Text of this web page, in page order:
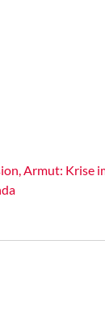
Armut: Krise